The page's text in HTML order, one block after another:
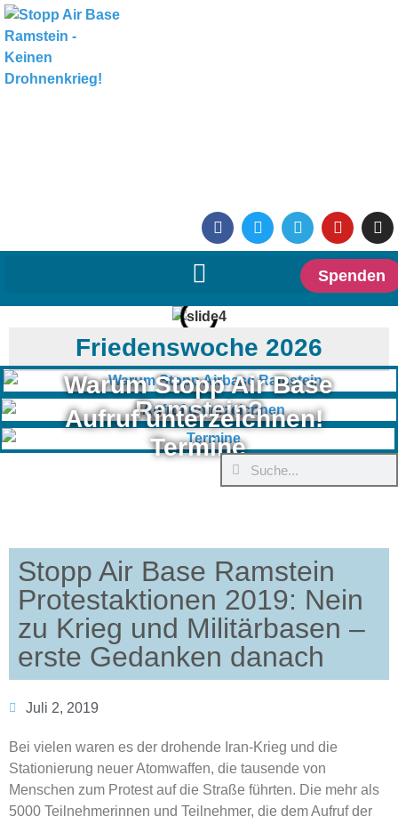
Spenden
Friedenswoche 2026
Warum Stopp Air Base
Ramstein?
Aufruf unterzeichnen!
Termine
Stopp Air Base Ramstein
Protestaktionen 2019: Nein
zu Krieg und Militärbasen –
erste Gedanken danach
Juli 2, 2019
Bei vielen waren es der drohende Iran-Krieg und die
Stationierung neuer Atomwaffen, die tausende von
Menschen zum Protest auf die Straße führten. Die mehr als
5000 Teilnehmerinnen und Teilnehmer, die dem Aufruf der